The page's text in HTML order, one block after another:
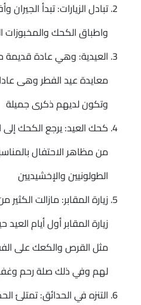
تبادل الزيارات: تبدأ الجيران
واطباق الكحك والمخبوزات
العيدية: وهي عادة قديمة
معايدة عيد الفطر وهى
وتكون لديهم ذكرى جميلة
كحك العيد: يرجع الكحك إلى
من مظاهر الاحتفال
الطولونيين والإخشيديين
زيارة المقابر: مازالت
زيارة المقابر أول أيام
مثل القرص والكعك على
لهم وفي ذلك صلة رحم
التنزه في الحدائق: تمتلئ